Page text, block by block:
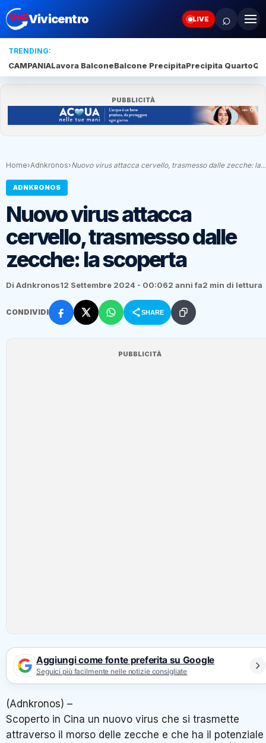
Vivicentro LIVE ⌕
TRENDING:
CAMPANIALavora BalconeBalcone PrecipitaPrecipita Quarto
PUBBLICITÀ
Home›Adnkronos›Nuovo virus attacca cervello, trasmesso dalle zecche: la…
ADNKRONOS
Nuovo virus attacca
cervello, trasmesso dalle
zecche: la scoperta
Di Adnkronos12 Settembre 2024 - 00:062 anni fa2 min di lettura
CONDIVIDI SHARE
PUBBLICITÀ
Aggiungi come fonte preferita su Google
Seguici più facilmente nelle notizie consigliate
(Adnkronos) –
Scoperto in Cina un nuovo virus che si trasmette
attraverso il morso delle zecche e che ha il potenziale